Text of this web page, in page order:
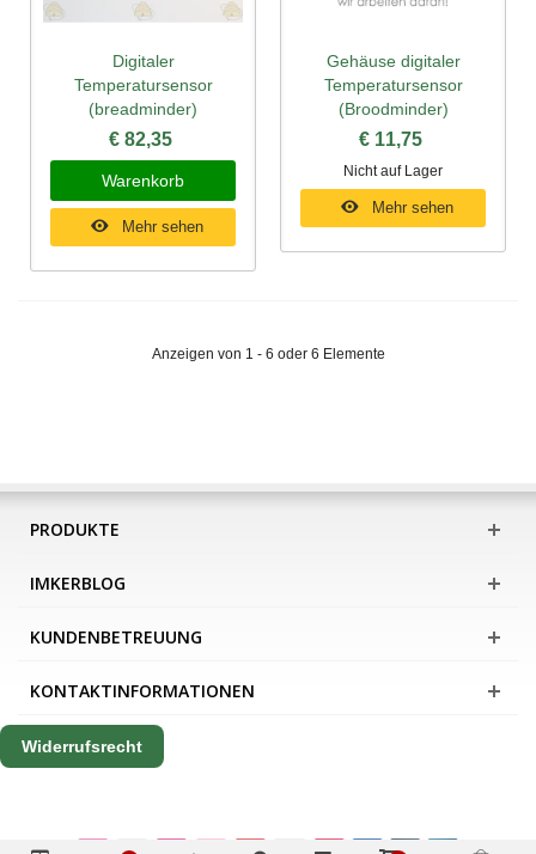
Digitaler
Temperatursensor
(breadminder)
€ 82,35
Warenkorb
Mehr sehen
Gehäuse digitaler
Temperatursensor
(Broodminder)
€ 11,75
Nicht auf Lager
Mehr sehen
Anzeigen von 1 - 6 oder 6 Elemente
PRODUKTE
IMKERBLOG
KUNDENBETREUUNG
KONTAKTINFORMATIONEN
Widerrufsrecht